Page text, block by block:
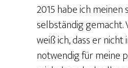
2015 habe ich
selbständig gemacht.
weiß ich, dass er
notwendig für meine